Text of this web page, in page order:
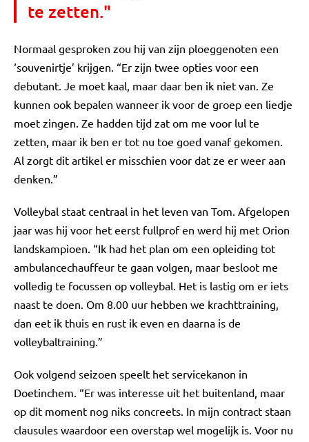
te zetten."
Normaal gesproken zou hij van zijn ploeggenoten een
‘souvenirtje’ krijgen. “Er zijn twee opties voor een
debutant. Je moet kaal, maar daar ben ik niet van. Ze
kunnen ook bepalen wanneer ik voor de groep een liedje
moet zingen. Ze hadden tijd zat om me voor lul te
zetten, maar ik ben er tot nu toe goed vanaf gekomen.
Al zorgt dit artikel er misschien voor dat ze er weer aan
denken.”
Volleybal staat centraal in het leven van Tom. Afgelopen
jaar was hij voor het eerst fullprof en werd hij met Orion
landskampioen. “Ik had het plan om een opleiding tot
ambulancechauffeur te gaan volgen, maar besloot me
volledig te focussen op volleybal. Het is lastig om er iets
naast te doen. Om 8.00 uur hebben we krachttraining,
dan eet ik thuis en rust ik even en daarna is de
volleybaltraining.”
Ook volgend seizoen speelt het servicekanon in
Doetinchem. “Er was interesse uit het buitenland, maar
op dit moment nog niks concreets. In mijn contract staan
clausules waardoor een overstap wel mogelijk is. Voor nu